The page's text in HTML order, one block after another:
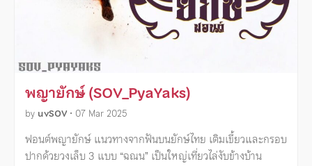
พญายักษ์ (SOV_PyaYaks)
by uvSOV • 07 Mar 2025
ฟอนต์พญายักษ์ แนวทางจากฟันบนยักษ์ไทย เติมเขี้ยวและกรอบ
ปากด้วยวงเล็บ 3 แบบ “ฉณน” เป็นใหญ่เที่ยวไล่งับข้างบ้าน